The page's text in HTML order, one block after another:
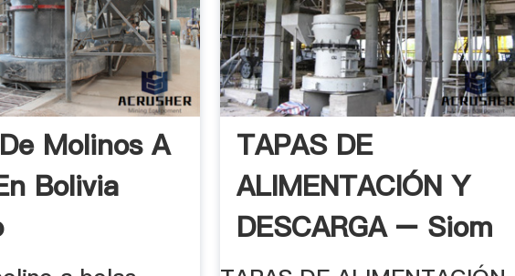
Molinos A
Bolivia
TAPAS DE
ALIMENTACIÓN Y
DESCARGA – Siom